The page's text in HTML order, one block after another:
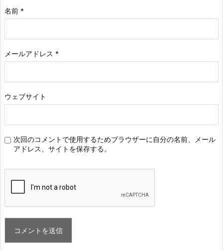
名前 *
メールアドレス *
ウェブサイト
次回のコメントで使用するためブラウザーに自分の名前、メール
アドレス、サイトを保存する。